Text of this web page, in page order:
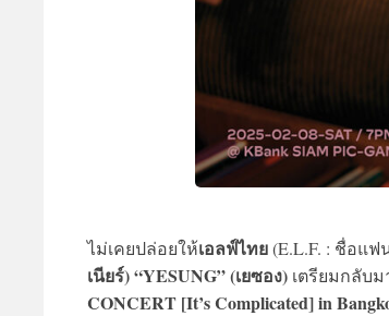
ไม่เคยปล่อยให้เอลฟ์ไทย(E.L.F. : ชื่อแ
เนียร์) “YESUNG” (เยซอง) เตรียมกลับ
CONCERT [It’s Complicated] in